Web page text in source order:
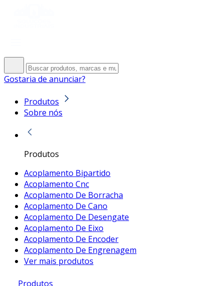
Gostaria de anunciar?
Produtos
Sobre nós
Produtos
Acoplamento Bipartido
Acoplamento Cnc
Acoplamento De Borracha
Acoplamento De Cano
Acoplamento De Desengate
Acoplamento De Eixo
Acoplamento De Encoder
Acoplamento De Engrenagem
Ver mais produtos
Produtos